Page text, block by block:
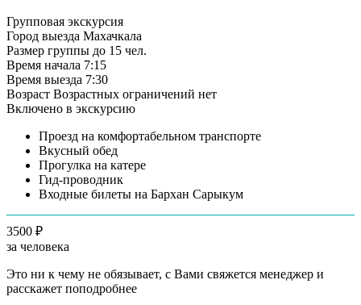
Групповая экскурсия
Город выезда Махачкала
Размер группы до 15 чел.
Время начала 7:15
Время выезда 7:30
Возраст Возрастных ограничений нет
Включено в экскурсию
Проезд на комфортабельном транспорте
Вкусный обед
Прогулка на катере
Гид-проводник
Входные билеты на Бархан Сарыкум
3500 ₽
за человека
Это ни к чему не обязывает, с Вами свяжется менеджер и
расскажет поподробнее